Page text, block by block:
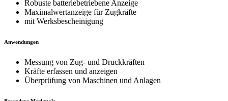
Robuste batteriebetriebene Anzeige
Maximalwertanzeige für Zugkräfte
mit Werksbescheinigung
Anwendungen
Messung von Zug- und Druckkräften
Kräfte erfassen und anzeigen
Überprüfung von Maschinen und Anlagen